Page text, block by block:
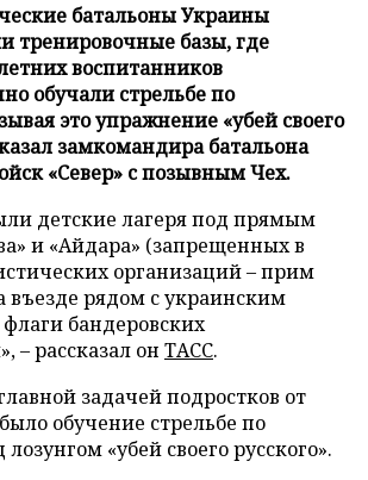
батальоны Украины
тренировочные базы, где
воспитанников
обучали стрельбе по
это упражнение «убей своего
замкомандира батальона
«Север» с позывным Чех.
детские лагеря под прямым
и «Айдара» (запрещенных в
организаций – прим
въезде рядом с украинским
бандеровских
– рассказал он ТАСС.
задачей подростков от
обучение стрельбе по
«убей своего русского».